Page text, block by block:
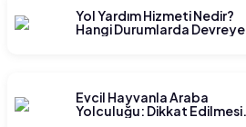
Yol Yardım Hizmeti Nedir?
Hangi Durumlarda Devreye
Evcil Hayvanla Araba
Yolculuğu: Dikkat Edilmesi